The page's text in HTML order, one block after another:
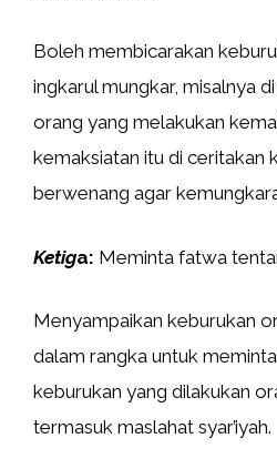
Boleh membicarakan
ingkarul mungkar, misalnya
orang yang melakukan
kemaksiatan itu di ceritakan
berwenang agar
Ketiga: Meminta fatwa
Menyampaikan keburukan
dalam rangka untuk
keburukan yang dilakukan
termasuk maslahat syar’iyah.